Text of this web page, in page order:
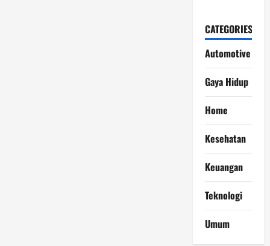
CATEGORIES
Automotive
Gaya Hidup
Home
Kesehatan
Keuangan
Teknologi
Umum